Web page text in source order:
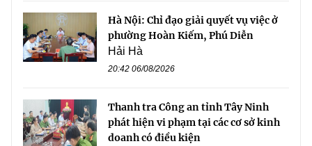
Hà Nội: Chỉ đạo giải quyết vụ việc ở
phường Hoàn Kiếm, Phú Diễn
Hải Hà
20:42 06/08/2026
Thanh tra Công an tỉnh Tây Ninh
phát hiện vi phạm tại các cơ sở kinh
doanh có điều kiện